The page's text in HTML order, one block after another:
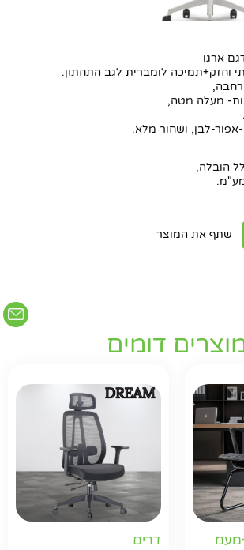
חפשו באתר
ארגו
וחזק+תמיכה לומברית לגב התחתון.
מעלה מטה,
אפור-לבן, ושחור מלא.
הובלה,
שתף את המוצר
דומים
דרים